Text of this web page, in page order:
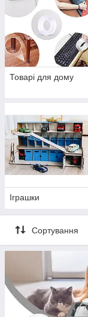
Товарі для дому
Іграшки
Сортування